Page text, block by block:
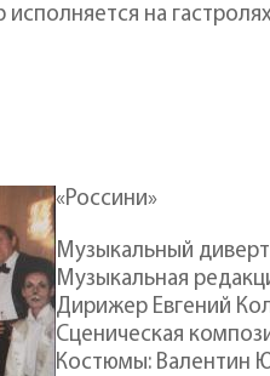
на
«Россини»
Музыкальный
Музыкальная
Дирижер Евгений
Сценическая
Костюмы: Валентин